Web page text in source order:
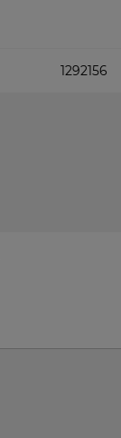
1292156